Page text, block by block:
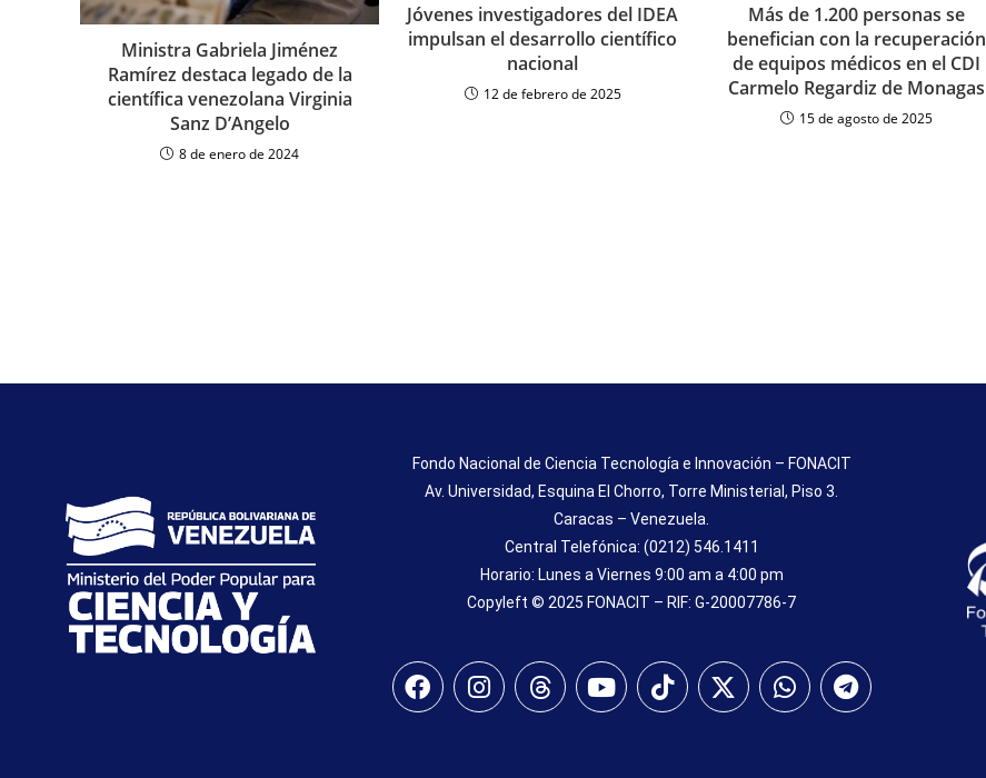
Ministra Gabriela Jiménez
Ramírez destaca legado de la
científica venezolana Virginia
Sanz D’Angelo
8 de enero de 2024
Jóvenes investigadores del IDEA
impulsan el desarrollo científico
nacional
12 de febrero de 2025
Más de 1.200 personas se
benefician con la recuperación
de equipos médicos en el CDI
Carmelo Regardiz de Monagas
15 de agosto de 2025
Fondo Nacional de Ciencia Tecnología e Innovación – FONACIT
Av. Universidad, Esquina El Chorro, Torre Ministerial, Piso 3.
Caracas – Venezuela.
Central Telefónica: (0212) 546.1411
Horario: Lunes a Viernes 9:00 am a 4:00 pm
Copyleft © 2025 FONACIT – RIF: G-20007786-7